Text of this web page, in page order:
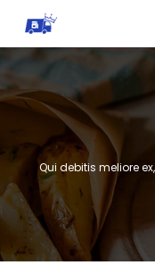
Qui debitis meliore